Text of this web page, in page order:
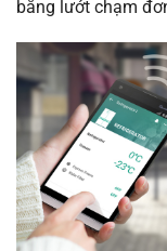
bằng lướt chạm